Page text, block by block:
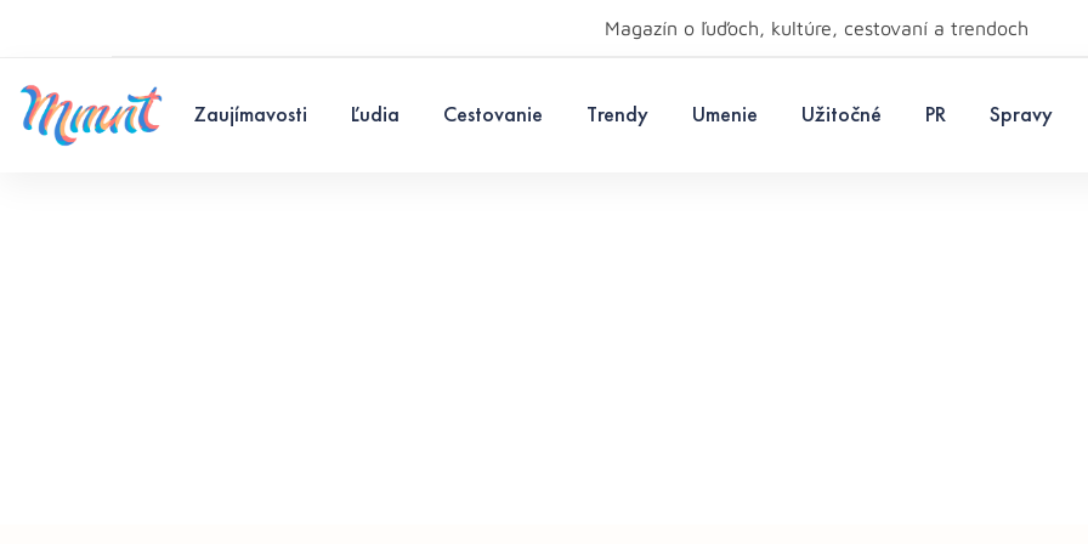
Magazín o ľuďoch, kultúre, cestovaní a trendoch
Zaujímavosti Ľudia Cestovanie Trendy Umenie Užitočné PR Spravy